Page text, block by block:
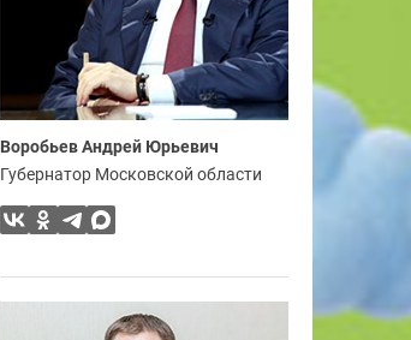
Воробьев Андрей Юрьевич
Губернатор Московской области